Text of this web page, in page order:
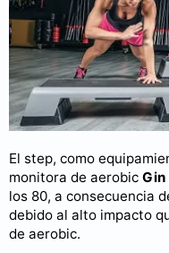
El step, como
monitora de aerobic Gin
los 80, a consecuencia
debido al alto impacto
de aerobic.